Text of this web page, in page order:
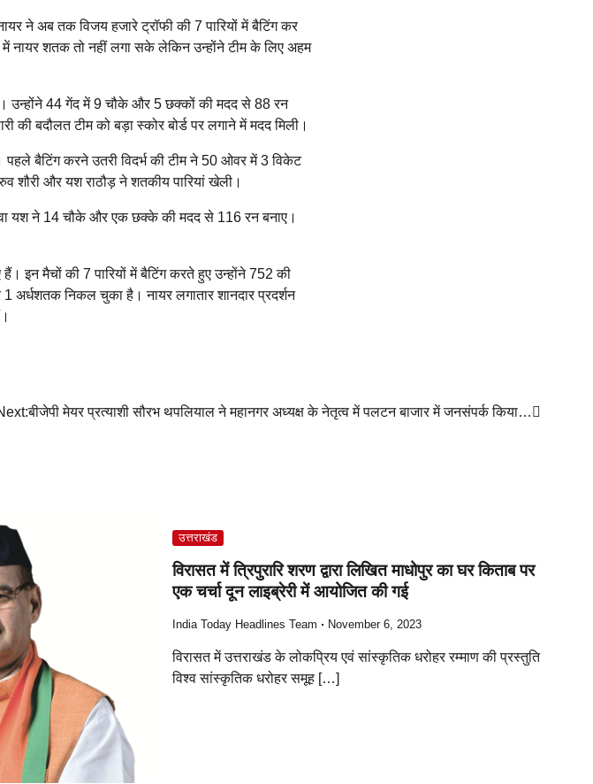
ने अब तक विजय हजारे ट्रॉफी की 7 पारियों में बैटिंग कर
नायर शतक तो नहीं लगा सके लेकिन उन्होंने टीम के लिए अहम
उन्होंने 44 गेंद में 9 चौके और 5 छक्कों की मदद से 88 रन
की बदौलत टीम को बड़ा स्कोर बोर्ड पर लगाने में मदद मिली।
बैटिंग करने उतरी विदर्भ की टीम ने 50 ओवर में 3 विकेट
शौरी और यश राठौड़ ने शतकीय पारियां खेली।
यश ने 14 चौके और एक छक्के की मदद से 116 रन बनाए।
मैचों की 7 पारियों में बैटिंग करते हुए उन्होंने 752 की
निकल चुका है। नायर लगातार शानदार प्रदर्शन
बीजेपी मेयर प्रत्याशी सौरभ थपलियाल ने महानगर अध्यक्ष के नेतृत्व में पलटन बाजार में जनसंपर्क किया…
उत्तराखंड
विरासत में त्रिपुरारि शरण द्वारा लिखित माधोपुर का घर किताब पर
एक चर्चा दून लाइब्रेरी में आयोजित की गई
India Today Headlines Team November 6, 2023
विरासत में उत्तराखंड के लोकप्रिय एवं सांस्कृतिक धरोहर रम्माण की प्रस्तुति
विश्व सांस्कृतिक धरोहर समूह […]